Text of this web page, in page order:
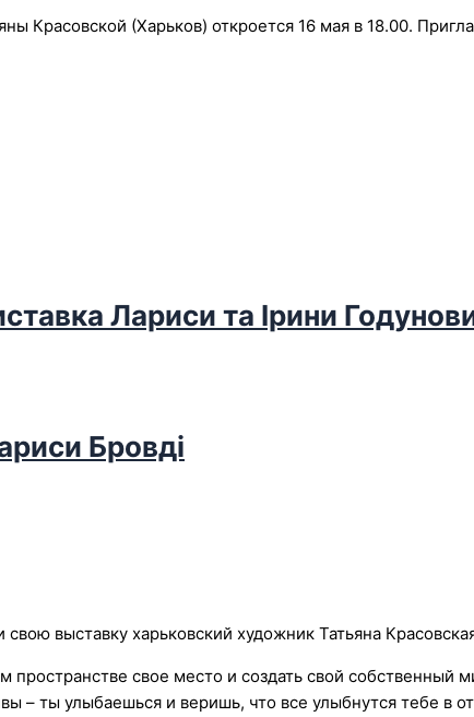
Красовской (Харьков) откроется 16 мая в 18.00.
Лариси та Ірини
Бровді
свою выставку харьковский художник Татьяна
свое место и создать свой собственный
– ты улыбаешься и веришь, что все улыбнутся тебе в